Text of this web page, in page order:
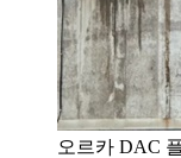
오르카 DAC